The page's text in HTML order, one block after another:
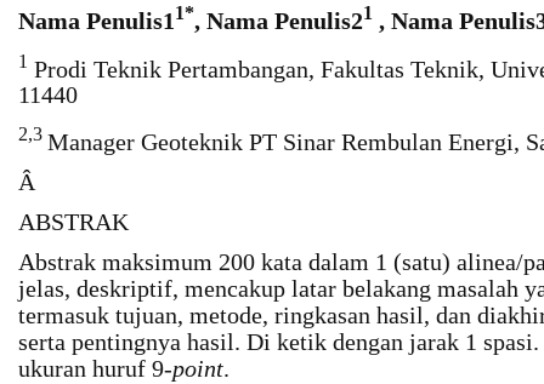
Nama Penulis11*, Nama Penulis21 , Nama
1 Prodi Teknik Pertambangan, Fakultas Teknik,
11440
2,3 Manager Geoteknik PT Sinar Rembulan Energi,
Â
ABSTRAK
Abstrak maksimum 200 kata dalam 1 (satu) alinea/
jelas, deskriptif, mencakup latar belakang masalah
termasuk tujuan, metode, ringkasan hasil, dan
serta pentingnya hasil. Di ketik dengan jarak 1
ukuran huruf 9-point.